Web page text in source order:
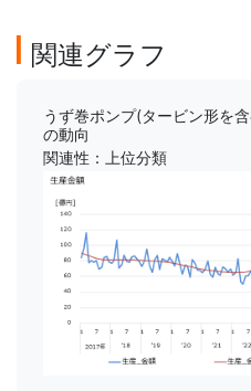
関連グラフ
うず巻ポンプ(タービン形を
の動向
関連性：上位分類